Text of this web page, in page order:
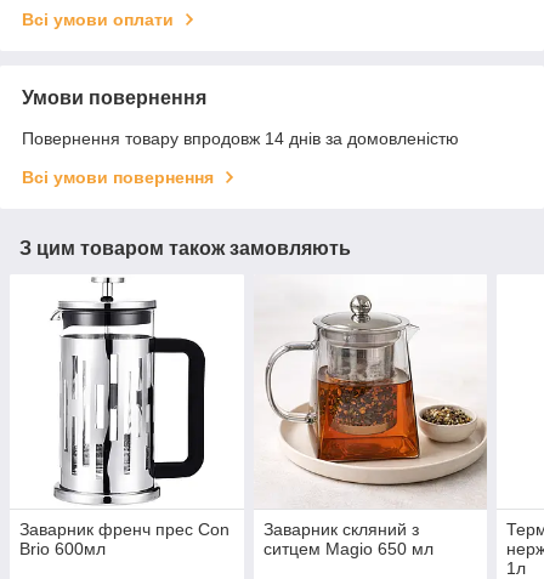
Всі умови оплати
Умови повернення
Повернення товару впродовж 14 днів за домовленістю
Всі умови повернення
З цим товаром також замовляють
Заварник френч прес Con
Brio 600мл
Заварник скляний з
ситцем Magio 650 мл
1л